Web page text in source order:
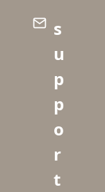
s
u
p
p
o
r
t